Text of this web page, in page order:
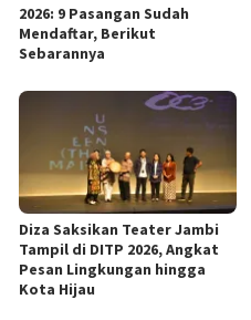
2026: 9 Pasangan Sudah
Mendaftar, Berikut
Sebarannya
Diza Saksikan Teater Jambi
Tampil di DITP 2026, Angkat
Pesan Lingkungan hingga
Kota Hijau